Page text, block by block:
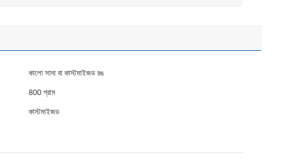
কালো সাদা বা কাস্টমাইজড রঙ
800 গ্রাম
কাস্টমাইজড